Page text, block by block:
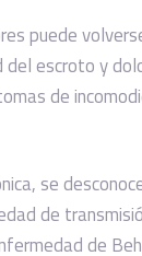
puede
escroto y
de
se
de
de